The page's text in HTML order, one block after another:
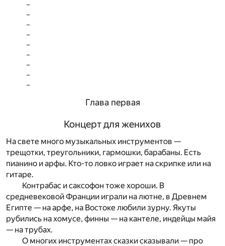
Глава первая
Концерт для женихов
На свете много музыкальных инструментов —
трещотки, треугольники, гармошки, барабаны. Есть
пианино и арфы. Кто-то ловко играет на скрипке или на
гитаре.
Контрабас и саксофон тоже хороши. В
средневековой Франции играли на лютне, в Древнем
Египте — на арфе, на Востоке любили зурну. Якуты
рубились на хомусе, финны — на кантеле, индейцы майя
— на трубах.
О многих инструментах сказки сказывали — про